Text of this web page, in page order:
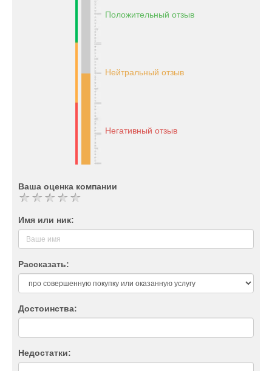
Положительный отзыв
Нейтральный отзыв
Негативный отзыв
Ваша оценка компании
Имя или ник:
Рассказать:
Достоинства:
Недостатки: